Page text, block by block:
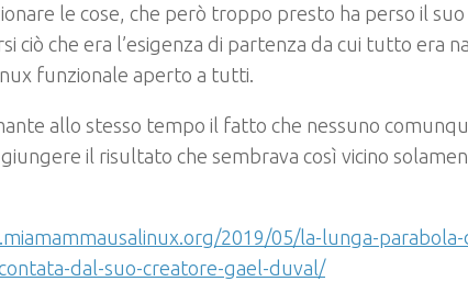
le cose, che però troppo presto ha perso il suo
ciò che era l’esigenza di partenza da cui tutto era
funzionale aperto a tutti.
allo stesso tempo il fatto che nessuno
il risultato che sembrava così vicino
2019/05/la-lunga-parabola-
dal-suo-creatore-gael-duval/